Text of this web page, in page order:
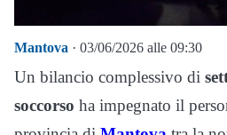
Mantova · 03/06/2026 alle 09:30
Un bilancio complessivo di
soccorso ha impegnato il